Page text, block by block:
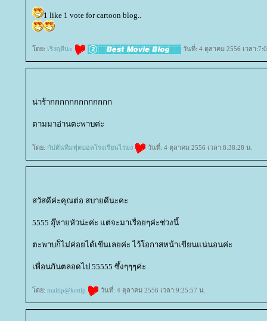
1 like 1 vote for cartoon blog..
ดย: เริงฤดีนะ วันที่: 4 ตุลาคม 2556 เวลา
น่าร้ากกกกกกกกกกกกก
ตามมาอ่านตะพาบค่ะ
ดย: กัปตันทีมฟุตบอลโรงเรียนไรมง วันที่: 4 ตุลาคม 2556 เวลา:8:38:28 น.
สวัสดีค่ะคุณต่อ สบายดีนะคะ
5555 อุ๊หายหัวน่ะค่ะ แต่จะมาเรื่อยๆค่ะช่วงนี้
ตะพาบก็ไม่ค่อยได้เขีนเลยค่ะ ไว้โอกาสหน้าเขียนแน่นอนค่ะ
เพื่อนกันตลอดไป 55555 ซึ้งๆๆๆค่ะ
ดย: maitip@kettip วันที่: 4 ตุลาคม 2556 เวลา:9:25:57 น.